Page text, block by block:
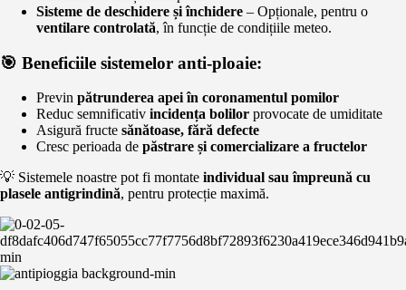
Sisteme de deschidere și închidere – Opționale, pentru o
ventilare controlată, în funcție de condițiile meteo.
🎯 Beneficiile sistemelor anti-ploaie:
Previn pătrunderea apei în coronamentul pomilor
Reduc semnificativ incidența bolilor provocate de umiditate
Asigură fructe sănătoase, fără defecte
Cresc perioada de păstrare și comercializare a fructelor
💡 Sistemele noastre pot fi montate individual sau împreună cu
plasele antigrindină, pentru protecție maximă.